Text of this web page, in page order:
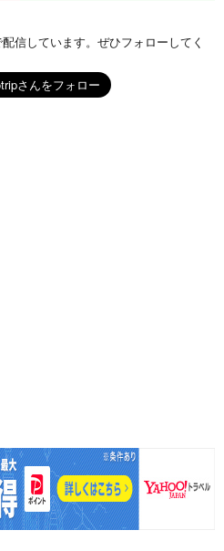
信しています。ぜひフォローしてく